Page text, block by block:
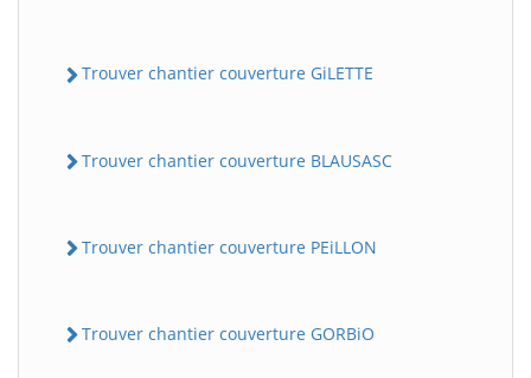
Trouver chantier couverture GiLETTE
Trouver chantier couverture BLAUSASC
Trouver chantier couverture PEiLLON
Trouver chantier couverture GORBiO